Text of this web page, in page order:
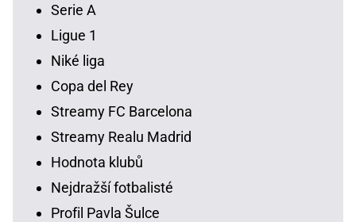
Serie A
Ligue 1
Niké liga
Copa del Rey
Streamy FC Barcelona
Streamy Realu Madrid
Hodnota klubů
Nejdražší fotbalisté
Profil Pavla Šulce